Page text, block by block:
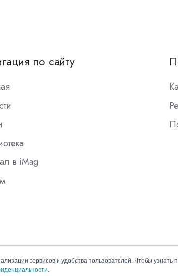
сервисов и удобства пользователей. Чтобы узнать
.
по сайту
в iMag